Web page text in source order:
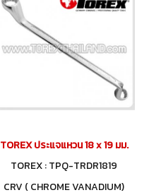
TOREX ประแจแหวน 18 x 19 มม.
TOREX : TPQ-TRDR1819
CRV ( CHROME VANADIUM)